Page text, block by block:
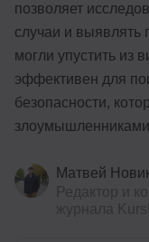
позволяет
случаи и выявлять
могли упустить из
эффективен для
безопасности,
злоумышленниками
Матвей